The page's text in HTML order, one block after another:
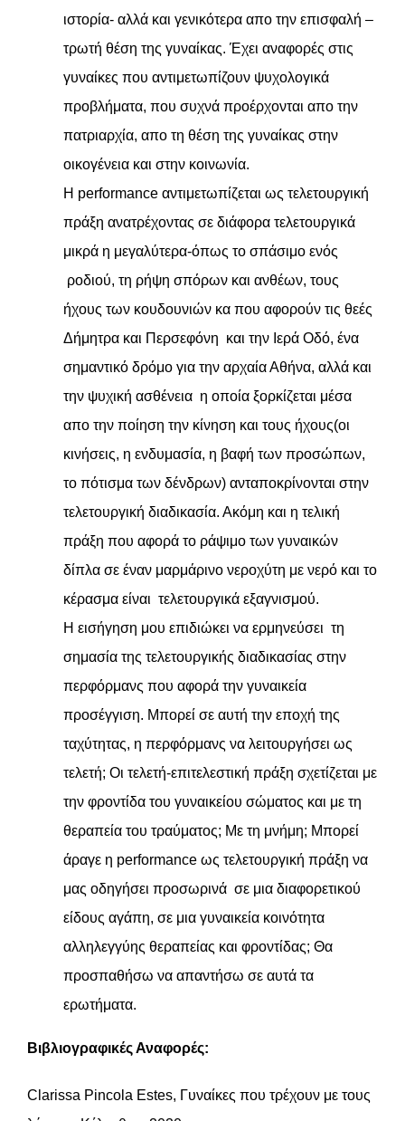
ιστορία- αλλά και γενικότερα απο την επισφαλή –
τρωτή θέση της γυναίκας. Έχει αναφορές στις
γυναίκες που αντιμετωπίζουν ψυχολογικά
προβλήματα, που συχνά προέρχονται απο την
πατριαρχία, απο τη θέση της γυναίκας στην
οικογένεια και στην κοινωνία.
Η performance αντιμετωπίζεται ως τελετουργική
πράξη ανατρέχοντας σε διάφορα τελετουργικά
μικρά η μεγαλύτερα-όπως το σπάσιμο ενός
ροδιού, τη ρήψη σπόρων και ανθέων, τους
ήχους των κουδουνιών κα που αφορούν τις θεές
Δήμητρα και Περσεφόνη και την Ιερά Οδό, ένα
σημαντικό δρόμο για την αρχαία Αθήνα, αλλά και
την ψυχική ασθένεια η οποία ξορκίζεται μέσα
απο την ποίηση την κίνηση και τους ήχους(οι
κινήσεις, η ενδυμασία, η βαφή των προσώπων,
το πότισμα των δένδρων) ανταποκρίνονται στην
τελετουργική διαδικασία. Ακόμη και η τελική
πράξη που αφορά το ράψιμο των γυναικών
δίπλα σε έναν μαρμάρινο νεροχύτη με νερό και το
κέρασμα είναι τελετουργικά εξαγνισμού.
Η εισήγηση μου επιδιώκει να ερμηνεύσει τη
σημασία της τελετουργικής διαδικασίας στην
περφόρμανς που αφορά την γυναικεία
προσέγγιση. Μπορεί σε αυτή την εποχή της
ταχύτητας, η περφόρμανς να λειτουργήσει ως
τελετή; Οι τελετή-επιτελεστική πράξη σχετίζεται με
την φροντίδα του γυναικείου σώματος και με τη
θεραπεία του τραύματος; Με τη μνήμη; Μπορεί
άραγε η performance ως τελετουργική πράξη να
μας οδηγήσει προσωρινά σε μια διαφορετικού
είδους αγάπη, σε μια γυναικεία κοινότητα
αλληλεγγύης θεραπείας και φροντίδας; Θα
προσπαθήσω να απαντήσω σε αυτά τα
ερωτήματα.
Βιβλιογραφικές Αναφορές:
Clarissa Pincola Estes, Γυναίκες που τρέχουν με τους